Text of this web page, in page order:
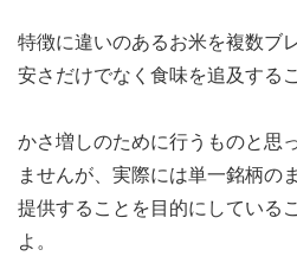
特徴に違いのあるお米を複数ブ
安さだけでなく食味を追及する
かさ増しのために行うものと思
ませんが、実際には単一銘柄の
提供することを目的にしている
よ。